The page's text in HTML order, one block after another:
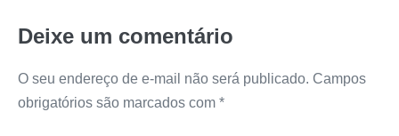
Deixe um comentário
O seu endereço de e-mail não será publicado. Campos
obrigatórios são marcados com *